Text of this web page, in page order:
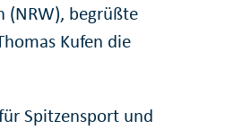
(NRW), begrüßte
Kufen die
Spitzensport und